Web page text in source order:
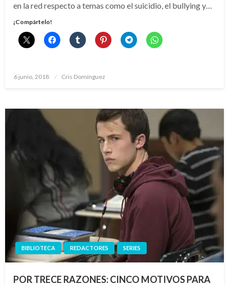
en la red respecto a temas como el suicidio, el bullying y…
¡Compártelo!
Publicado
6 junio, 2018 Cris Domínguez
BIBLIOTECA REDACTORES SERIES
POR TRECE RAZONES: CINCO MOTIVOS PARA